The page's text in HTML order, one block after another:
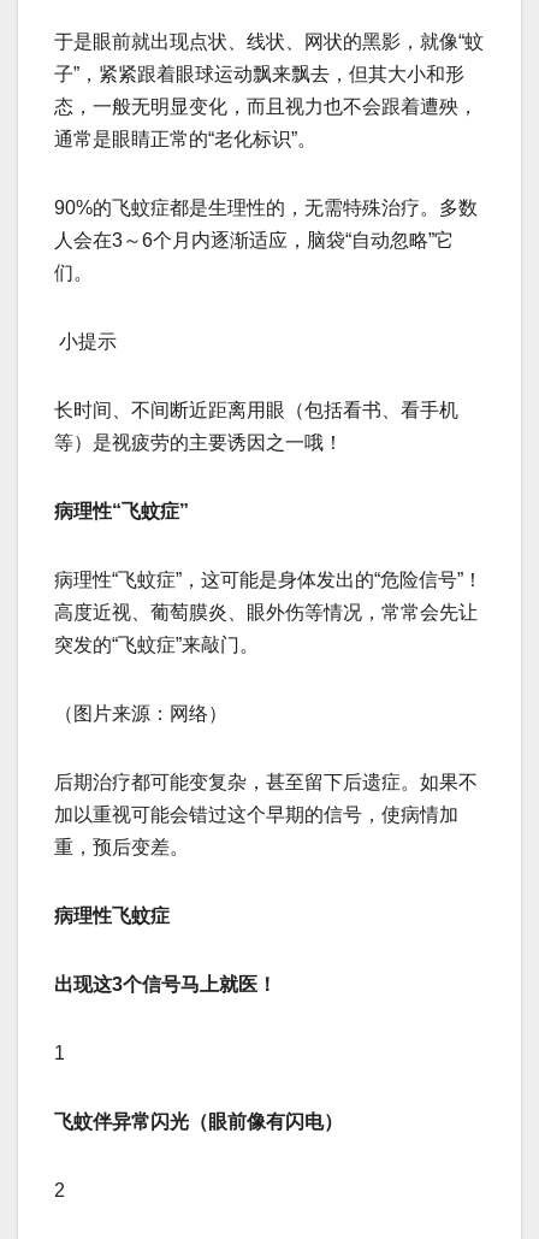
于是眼前就出现点状、线状、网状的黑影，就像“蚊
子”，紧紧跟着眼球运动飘来飘去，但其大小和形
态，一般无明显变化，而且视力也不会跟着遭殃，
通常是眼睛正常的“老化标识”。
90%的飞蚊症都是生理性的，无需特殊治疗。多数
人会在3～6个月内逐渐适应，脑袋“自动忽略”它
们。
️ 小提示
长时间、不间断近距离用眼（包括看书、看手机
等）是视疲劳的主要诱因之一哦！
病理性“飞蚊症”
病理性“飞蚊症”，这可能是身体发出的“危险信号”！
高度近视、葡萄膜炎、眼外伤等情况，常常会先让
突发的“飞蚊症”来敲门。
（图片来源：网络）
后期治疗都可能变复杂，甚至留下后遗症。如果不
加以重视可能会错过这个早期的信号，使病情加
重，预后变差。
病理性飞蚊症
出现这3个信号马上就医！
1
飞蚊伴异常闪光（眼前像有闪电）
2